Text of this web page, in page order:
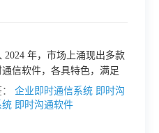
2024 年，市场上涌现出多款
通信软件，各具特色，满足
用户的需求。本文将探讨
年最受欢迎的即时通信软
企业即时通信系统 即时沟
统 即时沟通软件